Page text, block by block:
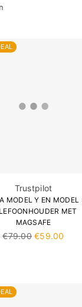
Trustpilot
MODEL Y EN MODEL
MET
MAGSAFE
Normale
€79.00 €59.00